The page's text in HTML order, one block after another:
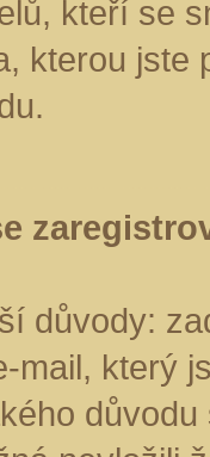
kteří se
kterou jste
důvody:
mail, který